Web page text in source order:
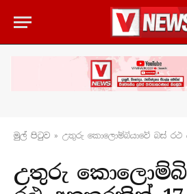
මුල් පිටු​ව » උතුරු කොලොම්බියාවේ බස් රථ
උතුරු